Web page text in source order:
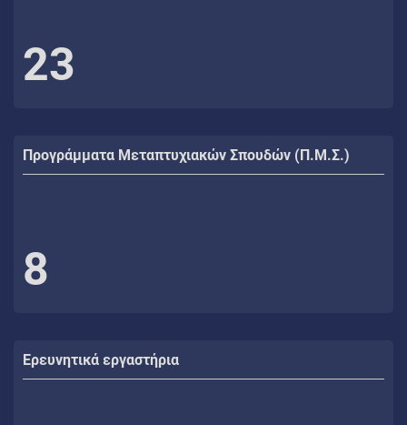
23
Προγράμματα Μεταπτυχιακών Σπουδών (Π.Μ.Σ.)
8
Ερευνητικά εργαστήρια